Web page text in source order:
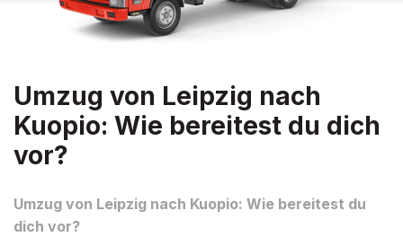
Umzug von Leipzig nach
Kuopio: Wie bereitest du dich
vor?
Umzug von Leipzig nach Kuopio: Wie bereitest du
dich vor?